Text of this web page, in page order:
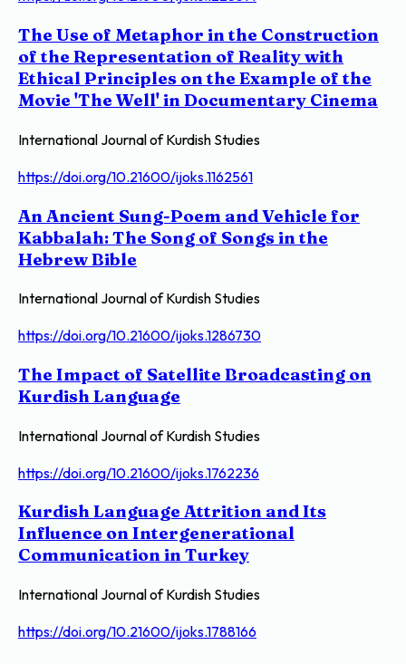
The Use of Metaphor in the Construction
of the Representation of Reality with
Ethical Principles on the Example of the
Movie 'The Well' in Documentary Cinema
International Journal of Kurdish Studies
https://doi.org/10.21600/ijoks.1162561
An Ancient Sung-Poem and Vehicle for
Kabbalah: The Song of Songs in the
Hebrew Bible
International Journal of Kurdish Studies
https://doi.org/10.21600/ijoks.1286730
The Impact of Satellite Broadcasting on
Kurdish Language
International Journal of Kurdish Studies
https://doi.org/10.21600/ijoks.1762236
Kurdish Language Attrition and Its
Influence on Intergenerational
Communication in Turkey
International Journal of Kurdish Studies
https://doi.org/10.21600/ijoks.1788166